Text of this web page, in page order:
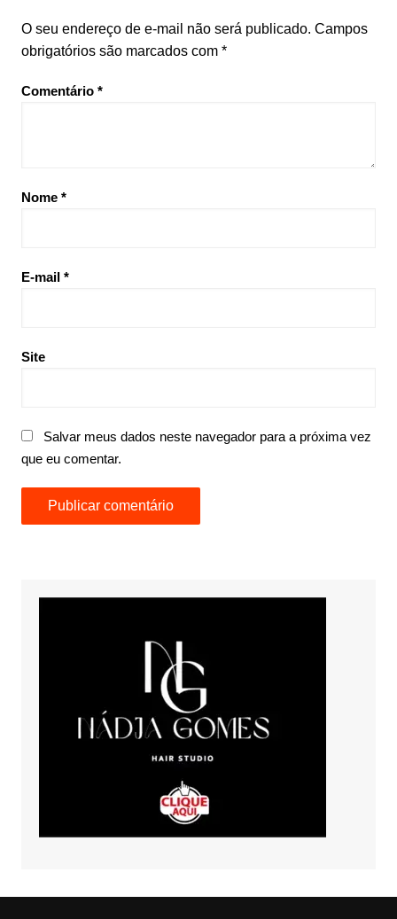
O seu endereço de e-mail não será publicado. Campos
obrigatórios são marcados com *
Comentário *
Nome *
E-mail *
Site
Salvar meus dados neste navegador para a próxima vez
que eu comentar.